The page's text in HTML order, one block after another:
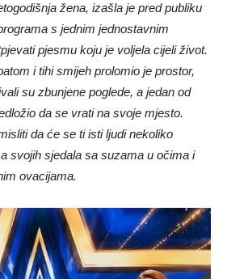
žena, izašla je pred publiku
s jednim jednostavnim
pjesmu koju je voljela cijeli život.
i tihi smijeh prolomio je prostor,
su zbunjene poglede, a jedan od
da se vrati na svoje mjesto.
da će se ti isti ljudi nekoliko
svojih sjedala sa suzama u očima i
ovacijama.